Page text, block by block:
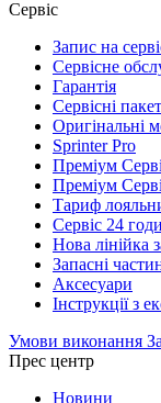
Сервіс
Запис на
Сервісне
Гарантія
Сервісні
Оригінальні
Sprinter Pro
Преміум
Преміум
Тариф
Сервіс 24
Нова лінійка
Запасні
Аксесуари
Інструкції з
Умови виконання
Прес центр
Новини